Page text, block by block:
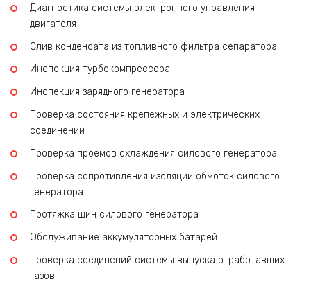
Диагностика системы электронного управления
двигателя
Слив конденсата из топливного фильтра сепаратора
Инспекция турбокомпрессора
Инспекция зарядного генератора
Проверка состояния крепежных и электрических
соединений
Проверка проемов охлаждения силового генератора
Проверка сопротивления изоляции обмоток силового
генератора
Протяжка шин силового генератора
Обслуживание аккумуляторных батарей
Проверка соединений системы выпуска отработавших
газов